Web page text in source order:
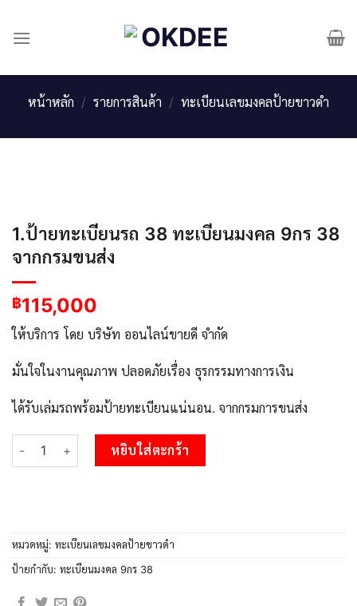
content
หน้าหลัก / รายการสินค้า / ทะเบียนเลขมงคลป้ายขาวดำ
1.ป้ายทะเบียนรถ 38 ทะเบียนมงคล 9กร 38
จากกรมขนส่ง
฿115,000
ให้บริการ โดย บริษัท ออนไลน์ขายดี จำกัด
มั่นใจในงานคุณภาพ ปลอดภัยเรื่อง ธุรกรรมทางการเงิน
ได้รับเล่มรถพร้อมป้ายทะเบียนแน่นอน. จากกรมการขนส่ง
จำนวน 1.ป้ายทะเบียนรถ 38 ทะเบียนมงคล 9กร 38 จากกรมขนส่ง ชิ้น
หยิบใส่ตะกร้า
หมวดหมู่: ทะเบียนเลขมงคลป้ายขาวดำ
ป้ายกำกับ: ทะเบียนมงคล 9กร 38